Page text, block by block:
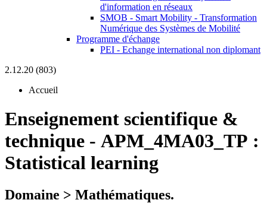
d'information en réseaux
SMOB - Smart Mobility - Transformation
Numérique des Systèmes de Mobilité
Programme d'échange
PEI - Echange international non diplomant
2.12.20 (803)
Accueil
Enseignement scientifique &
technique - APM_4MA03_TP :
Statistical learning
Domaine > Mathématiques.